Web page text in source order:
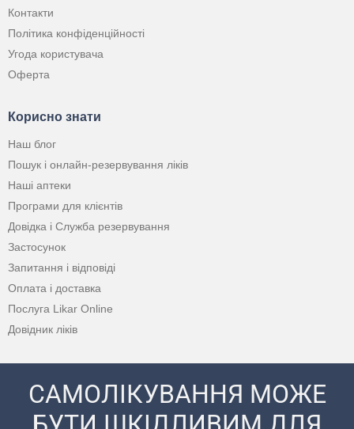
Контакти
Політика конфіденційності
Угода користувача
Оферта
Корисно знати
Наш блог
Пошук і онлайн-резервування ліків
Наші аптеки
Програми для клієнтів
Довідка і Служба резервування
Застосунок
Запитання і відповіді
Оплата і доставка
Послуга Likar Online
Довідник ліків
САМОЛІКУВАННЯ МОЖЕ